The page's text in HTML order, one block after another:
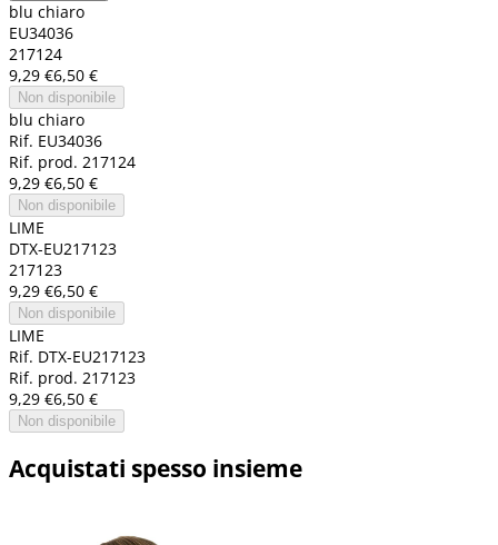
blu chiaro
EU34036
217124
9,29 €6,50 €
Non disponibile
blu chiaro
Rif. EU34036
Rif. prod. 217124
9,29 €6,50 €
Non disponibile
LIME
DTX-EU217123
217123
9,29 €6,50 €
Non disponibile
LIME
Rif. DTX-EU217123
Rif. prod. 217123
9,29 €6,50 €
Non disponibile
Acquistati spesso insieme